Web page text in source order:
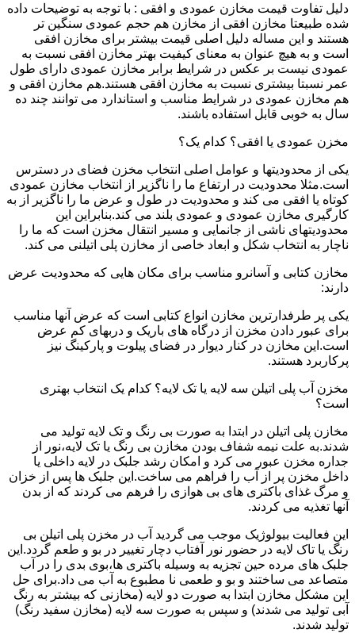
دلیل تفاوت قیمت مخازن عمودی و افقی : با توجه به توضیحات داده
شده طبیعتا مخازن افقی از مخازن هم حجم عمودی سنگین تر
هستند و این مساله دلیل اصلی قیمت بیشتر برای مخازن افقی
است و به هیچ عنوان به معنای کیفیت بهتر مخازن افقی نسبت به
عمودی نیست بر عکس در شرایط برابر مخازن عمودی دارای طول
عمر نسبتا بیشتری نسبت به مخازن افقی هستند.هم مخازن افقی و
هم مخازن عمودی در شرایط مناسب و استاندارد می توانند چند ده
سال به خوبی قابل استفاده باشند.
مخزن عمودی یا افقی؟ کدام یک؟
یکی از محدودیتها و عوامل اصلی انتخاب مخزن فضای در دسترس
است.مثلا محدودیت در ارتفاع ما را ناگزیر از انتخاب مخازن عمودی
کوتاه یا افقی می کند و محدودیت در طول و عرض ما را ناگزیر از به
کارگیری مخازن عمودی و عمودی بلند می کند.بنابراین این
محدودیتهای ناشی از جانمایی و مسیر انتقال مخزن است که ما را
ناچار به انتخاب شکل و ابعاد خاصی از مخازن پلی اتیلنی می کند.
مخازن کتابی و آسانرو مناسب برای مکان هایی که محدودیت عرض
دارند:
یکی پر طرفدارترین مخازن انواع کتابی است که عرض آنها مناسب
برای عبور دادن مخزن از درگاه های باریک و دربهای کم عرض
است.این مخازن در کنار دیوار در فضای پیلوت و پارکینگ نیز
پرکاربرد هستند.
مخزن آب پلی اتیلن سه لایه یا تک لایه؟ کدام یک انتخاب بهتری
است؟
مخازن پلی اتیلن در ابتدا به صورت بی رنگ و تک لایه تولید می
شدند.به علت نیمه شفاف بودن مخازن بی رنگ یا تک لایه،نور از
جداره مخزن عبور می کرد و امکان رشد جلبک در لایه داخلی یا
داخل مخزن پر از آب را فراهم می ساخت.این جلبک ها پس از خزان
و مرگ غذای باکتری های بی هوازی را فرهم می کردند که از بدن
آنها تغذیه می کردند.
این فعالیت بیولوژیک موجب می گردید آب در مخزن پلی اتیلن بی
رنگ یا تاک لایه در حضور نور آفتاب دچار تغییر در بو و طعم گردد.این
جلبک های مرده حین تجزیه به وسیله باکتری ها،بوی بدی را در آب
متصاعد می ساختند و بو و طعمی نا مطبوع به آب می داد.برای حل
این مشکل مخازن ابتدا به صورت دو لایه (مخازنی که بیشتر به رنگ
آبی تولید می شدند) و سپس به صورت سه لایه (مخازن سفید رنگ)
تولید شدند.